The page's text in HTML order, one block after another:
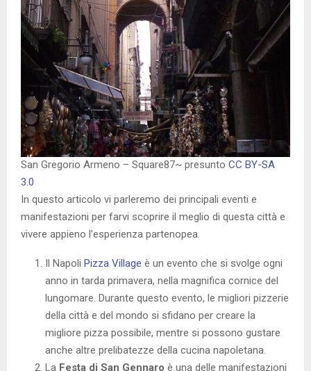
San Gregorio Armeno – Square87~ presunto CC BY-SA
3.0
In questo articolo vi parleremo dei principali eventi e
manifestazioni per farvi scoprire il meglio di questa città e
vivere appieno l’esperienza partenopea.
Il Napoli Pizza Village è un evento che si svolge ogni
anno in tarda primavera, nella magnifica cornice del
lungomare. Durante questo evento, le migliori pizzerie
della città e del mondo si sfidano per creare la
migliore pizza possibile, mentre si possono gustare
anche altre prelibatezze della cucina napoletana.
La Festa di San Gennaro è una delle manifestazioni